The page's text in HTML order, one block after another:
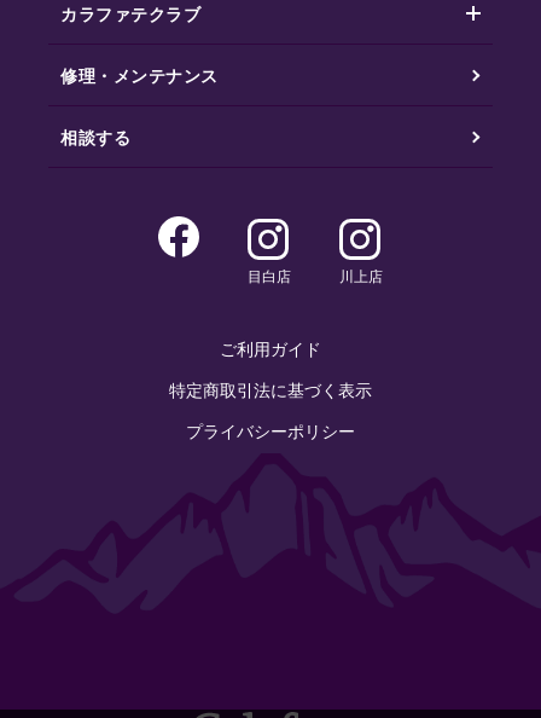
カラファテクラブ
修理・メンテナンス
相談する
目白店 川上店
ご利用ガイド
特定商取引法に基づく表示
プライバシーポリシー